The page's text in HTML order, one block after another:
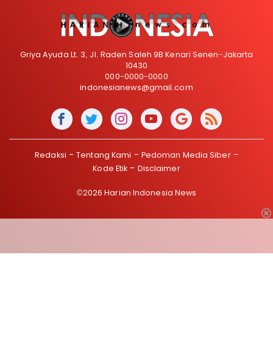
Griya Ayuda Lt. 3, Jl. Raden Saleh 9B Kenari Senen-Jakarta
10430
000-0000-0000
indonesianews@gmail.com
Redaksi Tentang Kami
Pedoman Media Siber
Kode Etik
Disclaimer
©2026 Harian Indonesia News